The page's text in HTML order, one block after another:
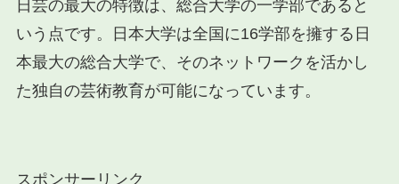
日芸の最大の特徴は、総合大学の一学部であると
いう点です。日本大学は全国に16学部を擁する日
本最大の総合大学で、そのネットワークを活かし
た独自の芸術教育が可能になっています。
スポンサーリンク